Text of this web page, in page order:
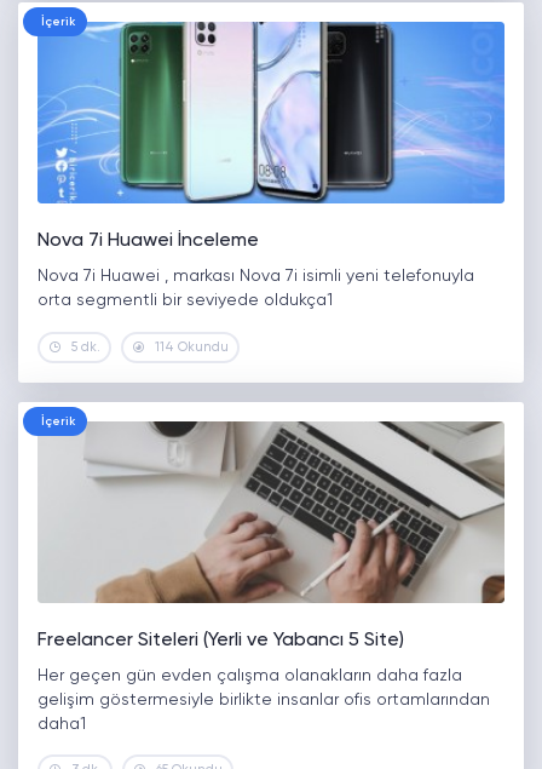
İçerik
Nova 7i Huawei İnceleme
Nova 7i Huawei , markası Nova 7i isimli yeni telefonuyla
orta segmentli bir seviyede oldukça1
5 dk. 114 Okundu
İçerik
Freelancer Siteleri (Yerli ve Yabancı 5 Site)
Her geçen gün evden çalışma olanakların daha fazla
gelişim göstermesiyle birlikte insanlar ofis ortamlarından
daha1